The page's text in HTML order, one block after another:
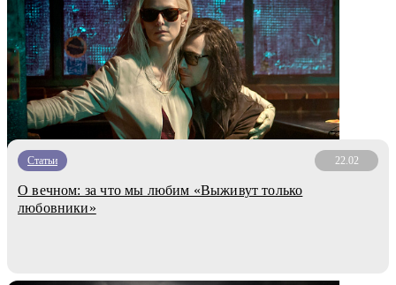
Статьи 22.02
О вечном: за что мы любим «Выживут только
любовники»